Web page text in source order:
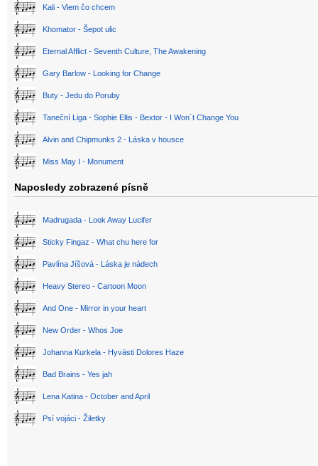
Kali - Viem čo chcem
Khomator - Šepot ulic
Eternal Afflict - Seventh Culture, The Awakening
Gary Barlow - Looking for Change
Buty - Jedu do Poruby
Taneční Liga - Sophie Ellis - Bextor - I Won´t Change You
Alvin and Chipmunks 2 - Láska v housce
Miss May I - Monument
Naposledy zobrazené písně
Madrugada - Look Away Lucifer
Sticky Fingaz - What chu here for
Pavlína Jíšová - Láska je nádech
Heavy Stereo - Cartoon Moon
And One - Mirror in your heart
New Order - Whos Joe
Johanna Kurkela - Hyvästi Dolores Haze
Bad Brains - Yes jah
Lena Katina - October and April
Psí vojáci - Žiletky